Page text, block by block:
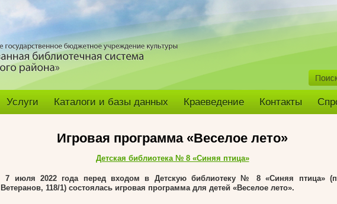
Услуги Каталоги и базы данных Краеведение Контакты
Игровая программа «Веселое лето»
Детская библиотека № 8 «Синяя птица»
7 июля 2022 года перед входом в Детскую библиотеку № 8 «Синяя птица»
Ветеранов, 118/1) состоялась игровая программа для детей «Веселое лето».